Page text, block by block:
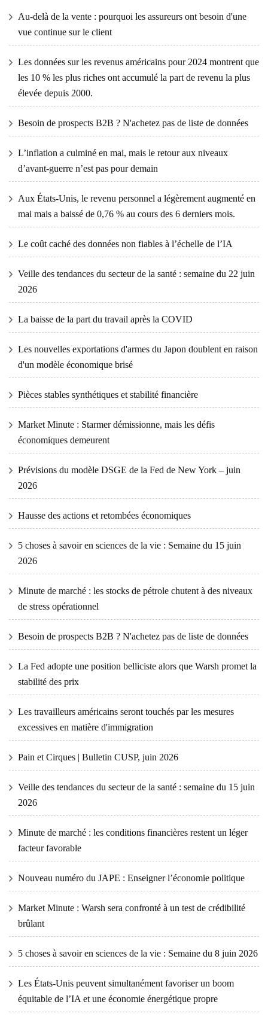
Au-delà de la vente : pourquoi les assureurs ont besoin d'une
vue continue sur le client
Les données sur les revenus américains pour 2024 montrent que
les 10 % les plus riches ont accumulé la part de revenu la plus
élevée depuis 2000.
Besoin de prospects B2B ? N'achetez pas de liste de données
L’inflation a culminé en mai, mais le retour aux niveaux
d’avant-guerre n’est pas pour demain
Aux États-Unis, le revenu personnel a légèrement augmenté en
mai mais a baissé de 0,76 % au cours des 6 derniers mois.
Le coût caché des données non fiables à l’échelle de l’IA
Veille des tendances du secteur de la santé : semaine du 22 juin
2026
La baisse de la part du travail après la COVID
Les nouvelles exportations d'armes du Japon doublent en raison
d'un modèle économique brisé
Pièces stables synthétiques et stabilité financière
Market Minute : Starmer démissionne, mais les défis
économiques demeurent
Prévisions du modèle DSGE de la Fed de New York – juin
2026
Hausse des actions et retombées économiques
5 choses à savoir en sciences de la vie : Semaine du 15 juin
2026
Minute de marché : les stocks de pétrole chutent à des niveaux
de stress opérationnel
Besoin de prospects B2B ? N'achetez pas de liste de données
La Fed adopte une position belliciste alors que Warsh promet la
stabilité des prix
Les travailleurs américains seront touchés par les mesures
excessives en matière d'immigration
Pain et Cirques | Bulletin CUSP, juin 2026
Veille des tendances du secteur de la santé : semaine du 15 juin
2026
Minute de marché : les conditions financières restent un léger
facteur favorable
Nouveau numéro du JAPE : Enseigner l’économie politique
Market Minute : Warsh sera confronté à un test de crédibilité
brûlant
5 choses à savoir en sciences de la vie : Semaine du 8 juin 2026
Les États-Unis peuvent simultanément favoriser un boom
équitable de l’IA et une économie énergétique propre